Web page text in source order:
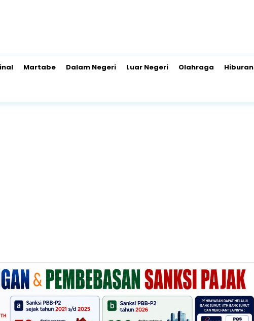
Martabe Dalam Negeri Luar Negeri Olahraga Hiburan